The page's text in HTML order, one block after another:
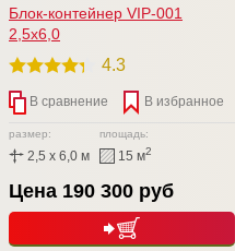
Блок-контейнер VIP-001
2,5х6,0
4.3
В сравнение В избранное
размер:
2,5 x 6,0 м
площадь:
15 м2
Цена 190 300 руб